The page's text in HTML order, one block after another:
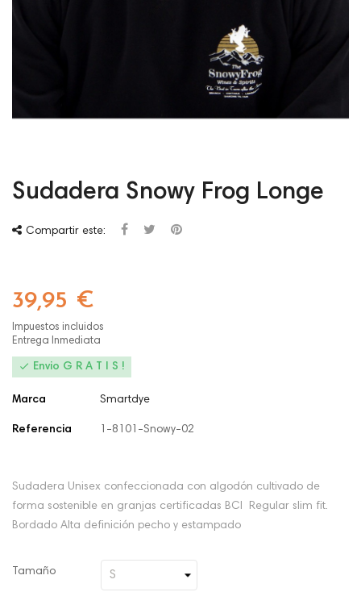
Sudadera Snowy Frog Longe
Compartir este:
39,95 €
Impuestos incluidos
Entrega Inmediata
 Envio G R A T I S !
Marca Smartdye
Referencia 1-8101-Snowy-02
Sudadera Unisex confeccionada con algodón cultivado de
forma sostenible en granjas certificadas BCI Regular slim fit.
Bordado Alta definición pecho y estampado
Tamaño